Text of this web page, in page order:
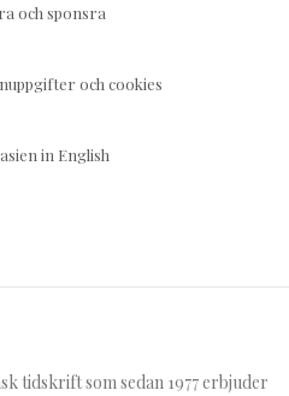
och sponsra
och cookies
in English
tidskrift som sedan 1977 erbjuder